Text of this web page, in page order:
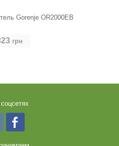
Gorenje OR2000EB
грн